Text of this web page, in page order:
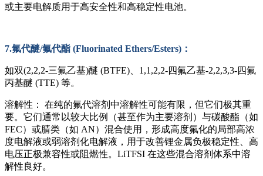
或主要电解质用于高安全性和高稳定性电池。
7.氟代醚/氟代酯 (Fluorinated Ethers/Esters)：
如双(2,2,2-三氟乙基)醚 (BTFE)、1,1,2,2-四氟乙基-2,2,3,3-四氟
丙基醚 (TTE) 等。
溶解性：
在纯的氟代溶剂中溶解性可能有限，但它们极其重
要。它们通常以较大比例（甚至作为主要溶剂）与碳酸酯（如
FEC）或腈类（如 AN）混合使用，形成高度氟化的局部高浓
度电解液或弱溶剂化电解液，用于改善锂金属负极稳定性、高
电压正极兼容性或阻燃性。LiTFSI 在这些混合溶剂体系中溶
解性良好。